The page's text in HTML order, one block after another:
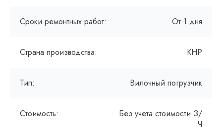
Сроки ремонтных работ: От 1 дня
Страна производства: КНР
Тип: Вилочный погрузчик
Стоимость:
Без учета стоимости З/
Ч